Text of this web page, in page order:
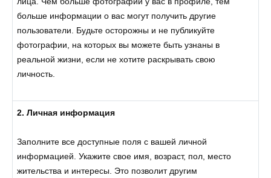
больше информации о вас могут получить другие
пользователи. Будьте осторожны и не публикуйте
фотографии, на которых вы можете быть узнаны в
реальной жизни, если не хотите раскрывать свою
личность.
2. Личная информация
Заполните все доступные поля с вашей личной
информацией. Укажите свое имя, возраст, пол, место
жительства и интересы. Это позволит другим